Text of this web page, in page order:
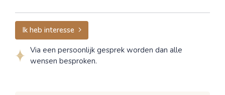
Ik heb interesse
Via een persoonlijk gesprek worden dan alle
wensen besproken.